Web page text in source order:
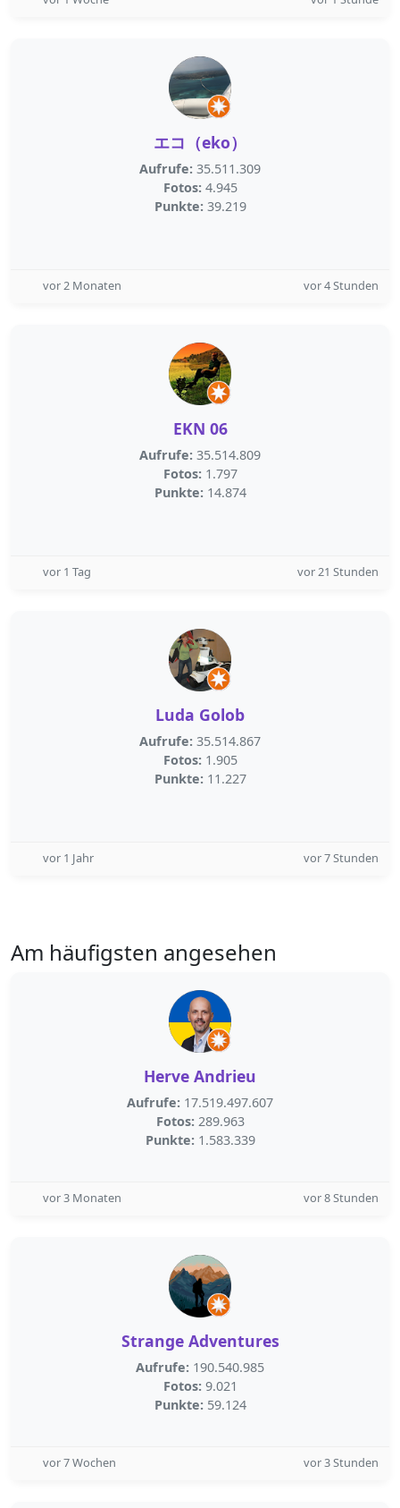
エコ（eko）
Aufrufe: 35.511.309
Fotos: 4.945
Punkte: 39.219
vor 2 Monaten vor 4 Stunden
EKN 06
Aufrufe: 35.514.809
Fotos: 1.797
Punkte: 14.874
vor 1 Tag vor 21 Stunden
Luda Golob
Aufrufe: 35.514.867
Fotos: 1.905
Punkte: 11.227
vor 1 Jahr vor 7 Stunden
Am häufigsten angesehen
Herve Andrieu
Aufrufe: 17.519.497.607
Fotos: 289.963
Punkte: 1.583.339
vor 3 Monaten vor 8 Stunden
Strange Adventures
Aufrufe: 190.540.985
Fotos: 9.021
Punkte: 59.124
vor 7 Wochen vor 3 Stunden